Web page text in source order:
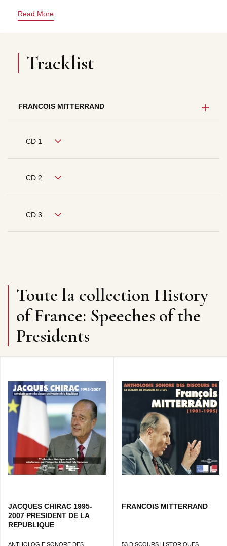
Read More
Tracklist
FRANCOIS MITTERRAND
CD 1
CD 2
CD 3
Toute la collection History
of France: Speeches of the
Presidents
JACQUES CHIRAC 1995-
2007 PRESIDENT DE LA
REPUBLIQUE
ANTHOLOGIE SONORE DES
FRANCOIS MITTERRAND
53 DISCOURS HISTORIQUES